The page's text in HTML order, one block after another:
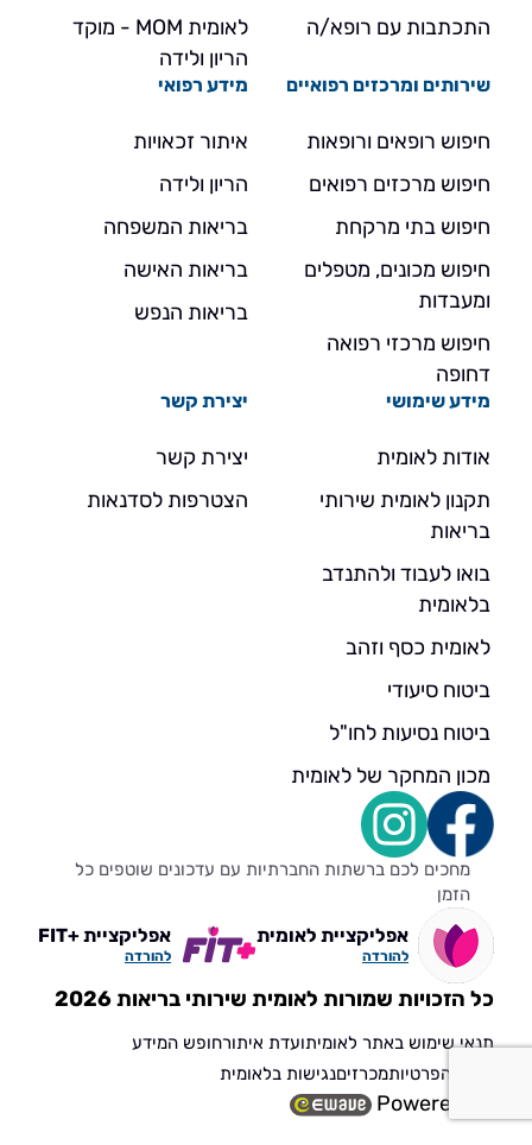
התכתבות עם רופא/ה
לאומית MOM - מוקד
הריון ולידה
שירותים ומרכזים רפואיים
חיפוש רופאים ורופאות
חיפוש מרכזים רפואים
חיפוש בתי מרקחת
חיפוש מכונים, מטפלים
ומעבדות
חיפוש מרכזי רפואה
דחופה
מידע רפואי
איתור זכאויות
הריון ולידה
בריאות המשפחה
בריאות האישה
בריאות הנפש
מידע שימושי
אודות לאומית
תקנון לאומית שירותי
בריאות
בואו לעבוד ולהתנדב
בלאומית
לאומית כסף וזהב
ביטוח סיעודי
ביטוח נסיעות לחו"ל
מכון המחקר של לאומית
יצירת קשר
יצירת קשר
הצטרפות לסדנאות
מחכים לכם ברשתות החברתיות עם עדכונים שוטפים כל
הזמן
אפליקציית לאומית
להורדה
אפליקציית +FIT
להורדה
כל הזכויות שמורות לאומית שירותי בריאות 2026
תנאי שימוש באתר לאומיתועדת איתורחופש המידע
הגנת הפרטיותמכרזיםנגישות בלאומית
Powered by